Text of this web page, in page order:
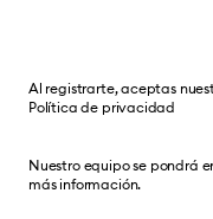
Al registrarte, aceptas
Política de privacidad
Nuestro equipo se pondrá
más información.